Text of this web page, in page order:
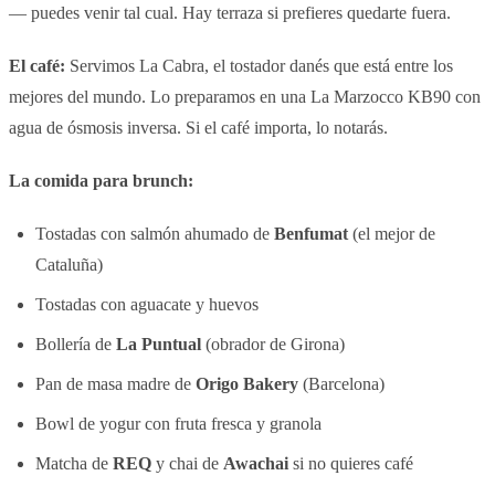
— puedes venir tal cual. Hay terraza si prefieres quedarte fuera.
El café: Servimos La Cabra, el tostador danés que está entre los
mejores del mundo. Lo preparamos en una La Marzocco KB90 con
agua de ósmosis inversa. Si el café importa, lo notarás.
La comida para brunch:
Tostadas con salmón ahumado de Benfumat (el mejor de
Cataluña)
Tostadas con aguacate y huevos
Bollería de La Puntual (obrador de Girona)
Pan de masa madre de Origo Bakery (Barcelona)
Bowl de yogur con fruta fresca y granola
Matcha de REQ y chai de Awachai si no quieres café